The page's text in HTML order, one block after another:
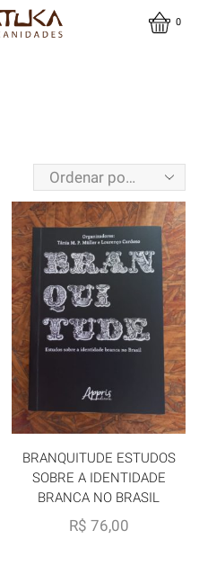
0
BRANQUITUDE ESTUDOS
SOBRE A IDENTIDADE
BRANCA NO BRASIL
R$ 76,00